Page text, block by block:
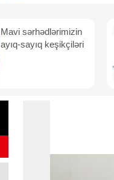
Mavi sərhədlərimizin
ayıq-sayıq keşikçiləri